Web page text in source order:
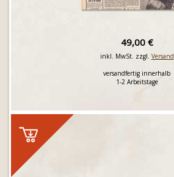
49,00 €
inkl. MwSt. zzgl. Versand
versandfertig innerhalb
1-2 Arbeitstage